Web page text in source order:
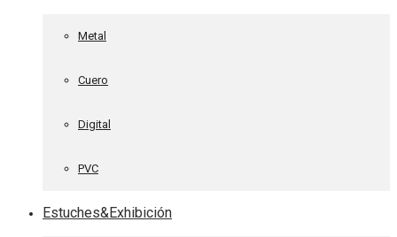
Metal
Cuero
Digital
PVC
Estuches&Exhibición